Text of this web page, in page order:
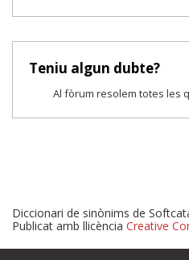
Teniu algun dubte?
Al fòrum resolem totes les
Diccionari de sinònims de
Publicat amb llicència Creative